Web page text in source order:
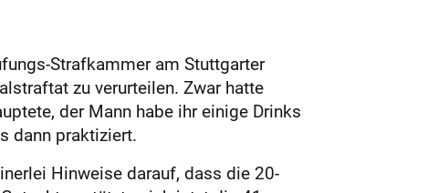
Strafkammer am Stuttgarter
zu verurteilen. Zwar hatte
der Mann habe ihr einige Drinks
dann praktiziert.
Hinweise darauf, dass die 20-